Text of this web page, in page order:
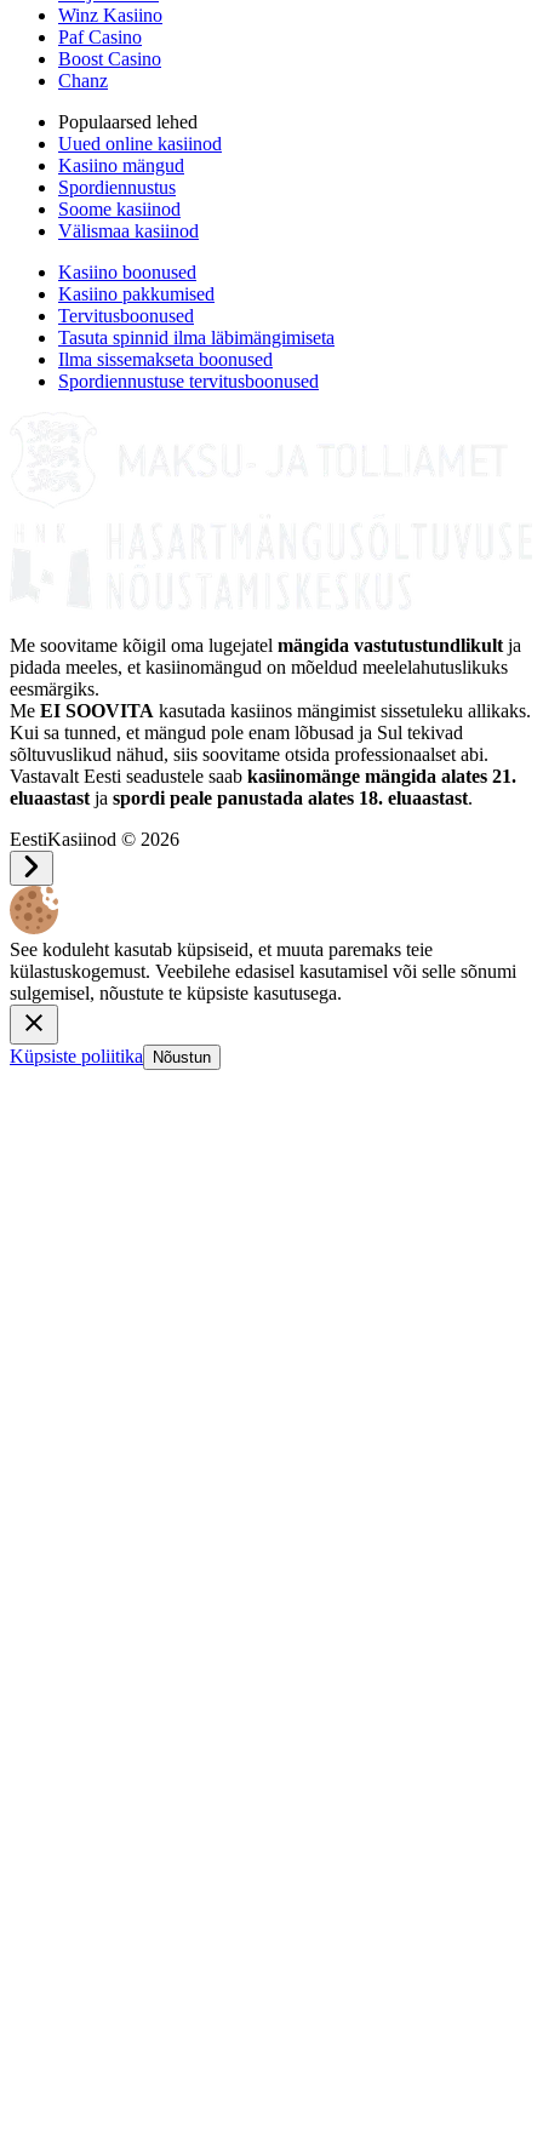
Winz Kasiino
Paf Casino
Boost Casino
Chanz
Populaarsed lehed
Uued online kasiinod
Kasiino mängud
Spordiennustus
Soome kasiinod
Välismaa kasiinod
Kasiino boonused
Kasiino pakkumised
Tervitusboonused
Tasuta spinnid ilma läbimängimiseta
Ilma sissemakseta boonused
Spordiennustuse tervitusboonused
Me soovitame kõigil oma lugejatel mängida vastutustundlikult ja
pidada meeles, et kasiinomängud on mõeldud meelelahutuslikuks
eesmärgiks.
Me EI SOOVITA kasutada kasiinos mängimist sissetuleku allikaks.
Kui sa tunned, et mängud pole enam lõbusad ja Sul tekivad
sõltuvuslikud nähud, siis soovitame otsida professionaalset abi.
Vastavalt Eesti seadustele saab kasiinomänge mängida alates 21.
eluaastast ja spordi peale panustada alates 18. eluaastast.
EestiKasiinod © 2026
See koduleht kasutab küpsiseid, et muuta paremaks teie
külastuskogemust. Veebilehe edasisel kasutamisel või selle sõnumi
sulgemisel, nõustute te küpsiste kasutusega.
Küpsiste poliitika Nõustun